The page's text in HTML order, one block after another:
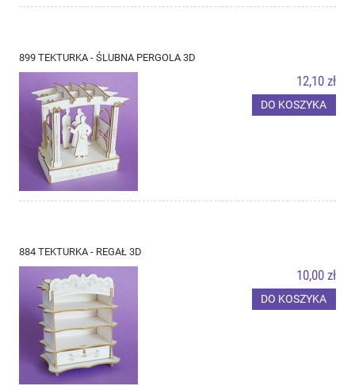
899 TEKTURKA - ŚLUBNA PERGOLA 3D
12,10 zł
DO KOSZYKA
884 TEKTURKA - REGAŁ 3D
10,00 zł
DO KOSZYKA